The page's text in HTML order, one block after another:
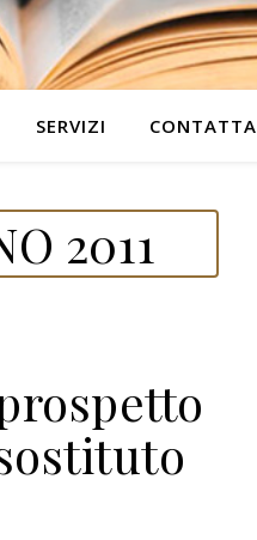
SERVIZI
2011